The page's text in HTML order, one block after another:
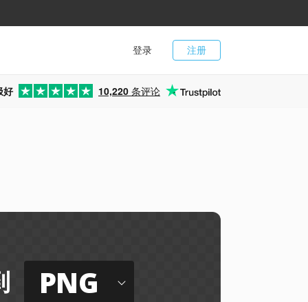
注册
登录
好 10,220 条评论
PNG